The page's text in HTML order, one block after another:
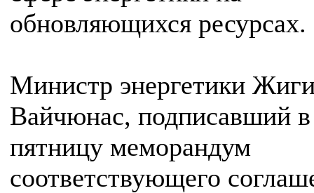
обновляющихся ресурсах.
Министр энергетики
Вайчюнас, подписавший в
пятницу меморандум
соответствующего